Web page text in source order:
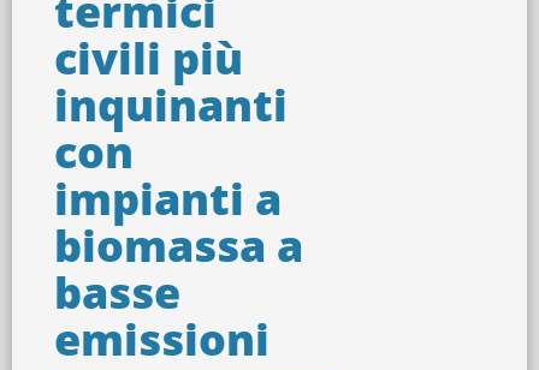
civili più
inquinanti
con
impianti a
biomassa a
basse
emissioni